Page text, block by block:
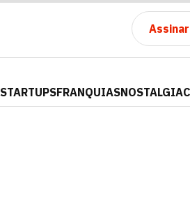
Assinar
STARTUPSFRANQUIASNOSTALGIA